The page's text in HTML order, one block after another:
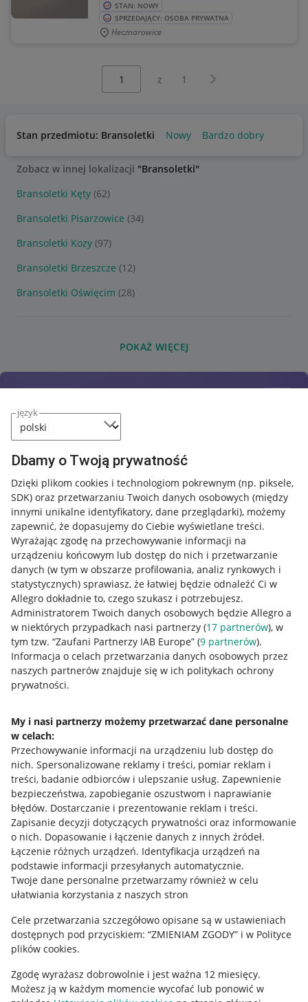
język
Dbamy o Twoją prywatność
Dzięki plikom cookies i technologiom pokrewnym (np. piksele,
SDK) oraz przetwarzaniu Twoich danych osobowych (między
innymi unikalne identyfikatory, dane przeglądarki), możemy
zapewnić, że dopasujemy do Ciebie wyświetlane treści.
Wyrażając zgodę na przechowywanie informacji na
urządzeniu końcowym lub dostęp do nich i przetwarzanie
danych (w tym w obszarze profilowania, analiz rynkowych i
statystycznych) sprawiasz, że łatwiej będzie odnaleźć Ci w
Allegro dokładnie to, czego szukasz i potrzebujesz.
Administratorem Twoich danych osobowych będzie Allegro a
w niektórych przypadkach nasi partnerzy (17 partnerów), w
tym tzw. “Zaufani Partnerzy IAB Europe” (9 partnerów).
Informacja o celach przetwarzania danych osobowych przez
naszych partnerów znajduje się w ich politykach ochrony
prywatności.
My i nasi partnerzy możemy przetwarzać dane personalne
w celach:
Przechowywanie informacji na urządzeniu lub dostęp do
nich. Spersonalizowane reklamy i treści, pomiar reklam i
treści, badanie odbiorców i ulepszanie usług. Zapewnienie
bezpieczeństwa, zapobieganie oszustwom i naprawianie
błędów. Dostarczanie i prezentowanie reklam i treści.
Zapisanie decyzji dotyczących prywatności oraz informowanie
o nich. Dopasowanie i łączenie danych z innych źródeł.
Łączenie różnych urządzeń. Identyfikacja urządzeń na
podstawie informacji przesyłanych automatycznie.
Twoje dane personalne przetwarzamy również w celu
ułatwiania korzystania z naszych stron
Cele przetwarzania szczegółowo opisane są w ustawieniach
dostępnych pod przyciskiem: “ZMIENIAM ZGODY” i w Polityce
plików cookies.
Zgodę wyrażasz dobrowolnie i jest ważna 12 miesięcy.
Możesz ją w każdym momencie wycofać lub ponowić w
STAN: NOWY
SPRZEDAJĄCY: OSOBA PRYWATNA
Hecznarowice
z 1 Następna strona
Stan przedmiotu: Bransoletki Nowy Bardzo dobry
Zobacz w innej lokalizacji "Bransoletki"
Bransoletki Kęty (62)
Bransoletki Pisarzowice (34)
Bransoletki Kozy (97)
Bransoletki Brzeszcze (12)
Bransoletki Oświęcim (28)
POKAŻ WIĘCEJ
Przydatne informacje
Jak to działa
Allegro Gadane dla sprzedających
Allegro Gadane dla kupujących
Mapa miejscowości
Informacje prawne
Regulamin
Polityka plików "cookies"
Ustawienia plików "cookies"
Udostępnianie lokalizacji
Informacje dla Aktu o Usługach Cyfrowych
Pobierz aplikację